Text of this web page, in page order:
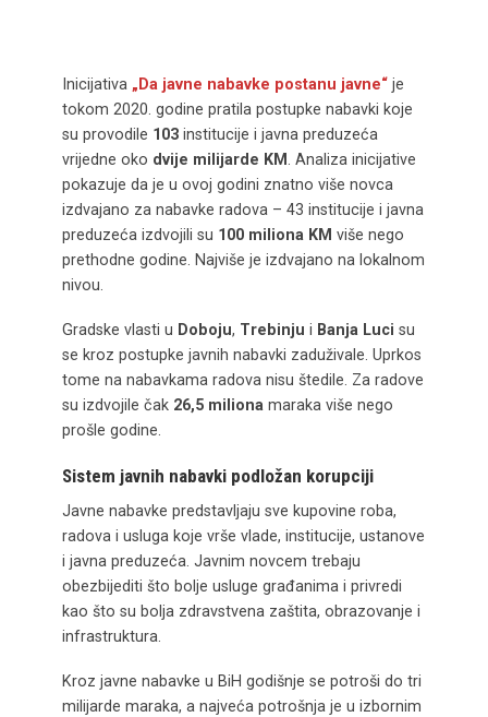
Inicijativa „Da javne nabavke postanu javne“je
tokom 2020. godine pratila postupke nabavki koje
su provodile 103institucije i javna preduzeća
vrijedne oko dvije milijarde KM . Analiza inicijative
pokazuje da je u ovoj godini znatno više novca
izdvajano za nabavke radova – 43 institucije i javna
preduzeća izdvojili su 100 miliona KM više nego
prethodne godine. Najviše je izdvajano na lokalnom
nivou.
Gradske vlasti u Doboju, Trebinju i Banja Luci su
se kroz postupke javnih nabavki zaduživale. Uprkos
tome na nabavkama radova nisu štedile. Za radove
su izdvojile čak 26,5 milionamaraka više nego
prošle godine.
Sistem javnih nabavki podložan korupciji
Javne nabavke predstavljaju sve kupovine roba,
radova i usluga koje vrše vlade, institucije, ustanove
i javna preduzeća. Javnim novcem trebaju
obezbijediti što bolje usluge građanima i privredi
kao što su bolja zdravstvena zaštita, obrazovanje i
infrastruktura.
Kroz javne nabavke u BiH godišnje se potroši do tri
milijarde maraka, a najveća potrošnja je u izbornim